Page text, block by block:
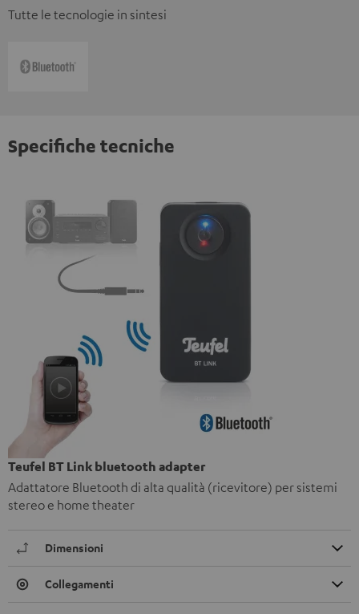
Tutte le tecnologie in sintesi
Specifiche tecniche
Teufel BT Link bluetooth adapter
Adattatore Bluetooth di alta qualità (ricevitore) per sistemi
stereo e home theater
Dimensioni
Collegamenti